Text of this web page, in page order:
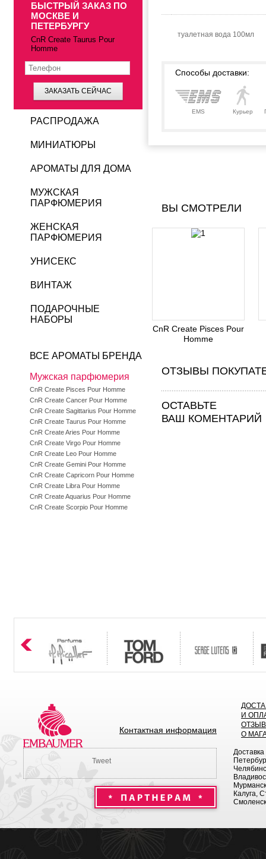
туалетная вода 100мл
Способы доставки:
EMS Курьер
ВЫ СМОТРЕЛИ
CnR Create Pisces Pour
Homme
ОТЗЫВЫ
ОСТАВЬТЕ
ВАШ КОМЕНТАРИЙ
БЫСТРЫЙ ЗАКАЗ ПО
МОСКВЕ И
ПЕТЕРБУРГУ
CnR Create Taurus Pour
Homme
ЗАКАЗАТЬ СЕЙЧАС
РАСПРОДАЖА
МИНИАТЮРЫ
АРОМАТЫ ДЛЯ ДОМА
МУЖСКАЯ
ПАРФЮМЕРИЯ
ЖЕНСКАЯ
ПАРФЮМЕРИЯ
УНИСЕКС
ВИНТАЖ
ПОДАРОЧНЫЕ
НАБОРЫ
ВСЕ АРОМАТЫ БРЕНДА
Мужская парфюмерия
CnR Create Pisces Pour Homme
CnR Create Cancer Pour Homme
CnR Create Sagittarius Pour Homme
CnR Create Taurus Pour Homme
CnR Create Aries Pour Homme
CnR Create Virgo Pour Homme
CnR Create Leo Pour Homme
CnR Create Gemini Pour Homme
CnR Create Capricorn Pour Homme
CnR Create Libra Pour Homme
CnR Create Aquarius Pour Homme
CnR Create Scorpio Pour Homme
Контактная информация
И
О
Tweet
Калуга,